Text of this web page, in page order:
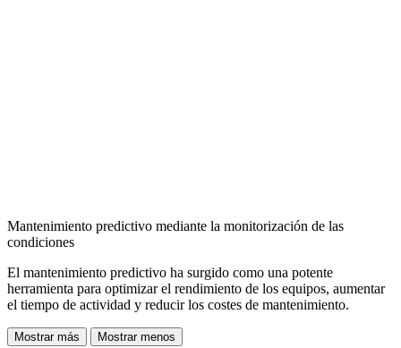
Mantenimiento predictivo mediante la monitorización de las
condiciones
El mantenimiento predictivo ha surgido como una potente
herramienta para optimizar el rendimiento de los equipos, aumentar
el tiempo de actividad y reducir los costes de mantenimiento.
Mostrar más Mostrar menos